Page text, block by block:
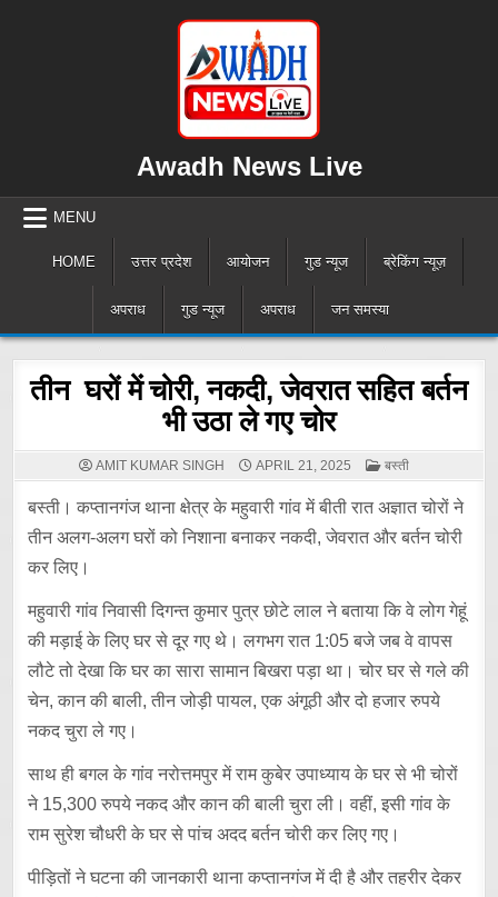
Awadh News Live
MENU
HOME उत्तर प्रदेश आयोजन गुड न्यूज ब्रेकिंग न्यूज़
अपराध गुड न्यूज अपराध जन समस्या
तीन घरों में चोरी, नकदी, जेवरात सहित बर्तन
भी उठा ले गए चोर
AMIT KUMAR SINGH APRIL 21, 2025
POSTED
IN
बस्ती
बस्ती। कप्तानगंज थाना क्षेत्र के महुवारी गांव में बीती रात अज्ञात चोरों ने
तीन अलग-अलग घरों को निशाना बनाकर नकदी, जेवरात और बर्तन चोरी
कर लिए।
महुवारी गांव निवासी दिगन्त कुमार पुत्र छोटे लाल ने बताया कि वे लोग गेहूं
की मड़ाई के लिए घर से दूर गए थे। लगभग रात 1:05 बजे जब वे वापस
लौटे तो देखा कि घर का सारा सामान बिखरा पड़ा था। चोर घर से गले की
चेन, कान की बाली, तीन जोड़ी पायल, एक अंगूठी और दो हजार रुपये
नकद चुरा ले गए।
साथ ही बगल के गांव नरोत्तमपुर में राम कुबेर उपाध्याय के घर से भी चोरों
ने 15,300 रुपये नकद और कान की बाली चुरा ली। वहीं, इसी गांव के
राम सुरेश चौधरी के घर से पांच अदद बर्तन चोरी कर लिए गए।
पीड़ितों ने घटना की जानकारी थाना कप्तानगंज में दी है और तहरीर देकर